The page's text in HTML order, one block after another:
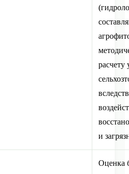
расчету
и
Оценка